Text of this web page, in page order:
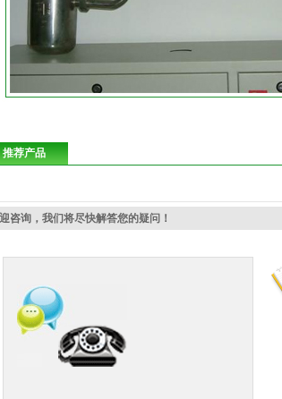
推荐产品
咨询，我们将尽快解答您的疑问！